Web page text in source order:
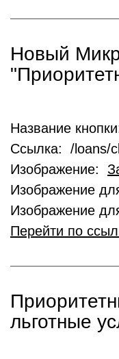
Новый
Название
Ссылка: /loans/
Изображение:
Изображение
Изображение
Перейти по
льготные